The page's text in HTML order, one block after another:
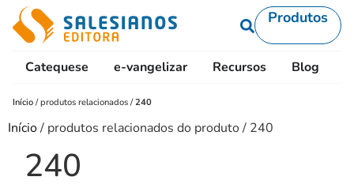
Produtos
Catequese e-vangelizar Recursos Blog
Início /produtos relacionados /240
Início/ produtos relacionados do produto / 240
240